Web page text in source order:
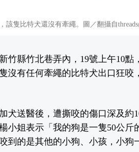
該隻比特犬還沒有牽繩。圖／翻攝自
竹縣竹北巷弄內，19號上午10
沒有任何牽繩的比特犬出口狂咬
犬送醫後，遭撕咬的傷口深及約
小姐表示「我的狗是一隻50公
到的是其他的小狗、小孩，小狗